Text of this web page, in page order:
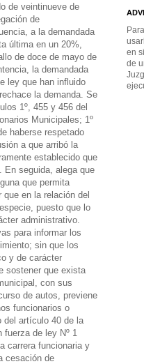
de veintinueve de
de
a la demandada
última en un 20%,
de doce de mayo de
la demandada
ley que han influido
la demanda. Se
1º, 455 y 456 del
Municipales; 1º
haberse respetado
a que arribó la
establecido que
En seguida, alega que
que permita
en la relación del
puesto que lo
administrativo.
para informar los
sin que los
y de carácter
sostener que exista
con sus
de autos, previene
funcionarios o
del artículo 40 de la
de ley Nº 1
carrera funcionaria y
cesación de
en
de